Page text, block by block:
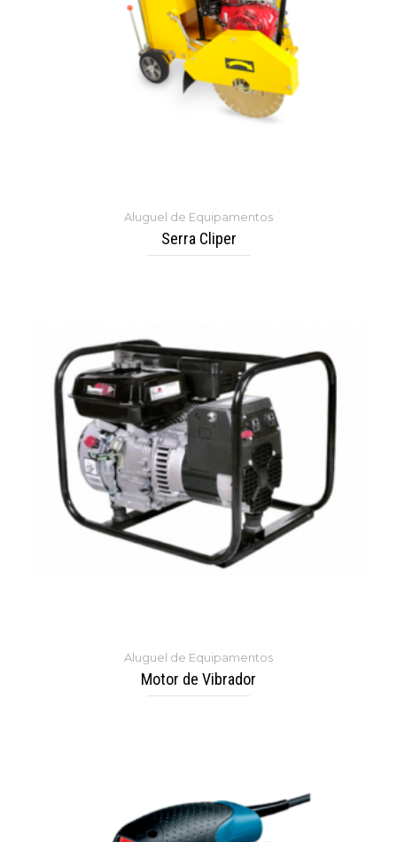
Aluguel de Equipamentos
Serra Cliper
Aluguel de Equipamentos
Motor de Vibrador